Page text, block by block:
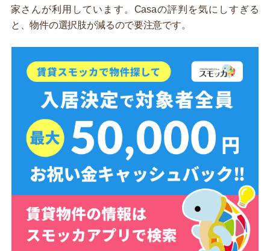
家さんが利用しています。Casaの評判を気にしすぎる
と、物件の選択肢が減るので要注意です。